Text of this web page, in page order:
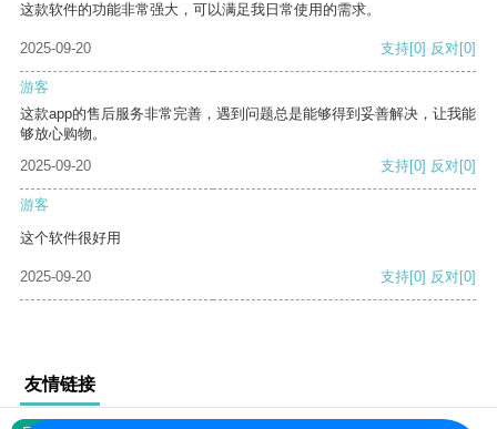
这款软件的功能非常强大，可以满足我日常使用的需求。
2025-09-20 支持[0] 反对[0]
游客
这款app的售后服务非常完善，遇到问题总是能够得到妥善解决，让我能
够放心购物。
2025-09-20
支持[0] 反对[0]
游客
这个软件很好用
2025-09-20 支持[0] 反对[0]
友情链接